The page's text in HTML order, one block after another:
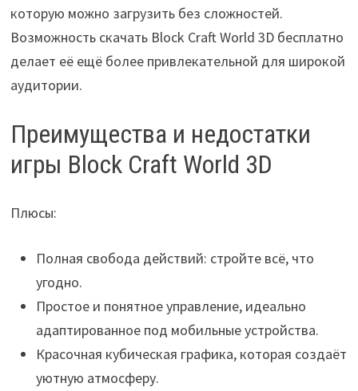
которую можно загрузить без сложностей.
Возможность скачать Block Craft World 3D бесплатно
делает её ещё более привлекательной для широкой
аудитории.
Преимущества и недостатки
игры Block Craft World 3D
Плюсы:
Полная свобода действий: стройте всё, что
угодно.
Простое и понятное управление, идеально
адаптированное под мобильные устройства.
Красочная кубическая графика, которая создаёт
уютную атмосферу.